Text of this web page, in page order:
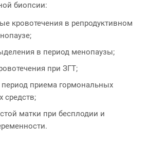
биопсии:
кровотечения в репродуктивном
в период менопаузы;
при ЗГТ;
период приема гормональных
средств;
матки при бесплодии и